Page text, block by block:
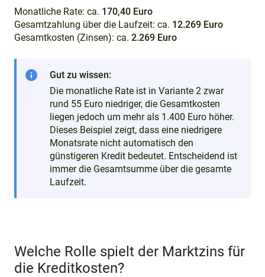
Monatliche Rate: ca. 170,40 Euro
Gesamtzahlung über die Laufzeit: ca. 12.269 Euro
Gesamtkosten (Zinsen): ca. 2.269 Euro
info
Gut zu wissen:
Die monatliche Rate ist in Variante 2 zwar
rund 55 Euro niedriger, die Gesamtkosten
liegen jedoch um mehr als 1.400 Euro höher.
Dieses Beispiel zeigt, dass eine niedrigere
Monatsrate nicht automatisch den
günstigeren Kredit bedeutet. Entscheidend ist
immer die Gesamtsumme über die gesamte
Laufzeit.
Welche Rolle spielt der Marktzins für
die Kreditkosten?